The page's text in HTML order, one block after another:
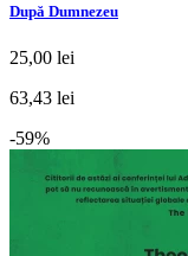
După Dumnezeu
25,00 lei
63,43 lei
-59%